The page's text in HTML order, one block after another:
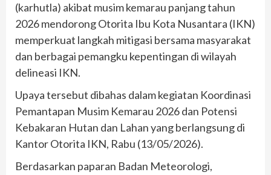
(karhutla) akibat musim kemarau panjang tahun
2026 mendorong Otorita Ibu Kota Nusantara (IKN)
memperkuat langkah mitigasi bersama masyarakat
dan berbagai pemangku kepentingan di wilayah
delineasi IKN.
Upaya tersebut dibahas dalam kegiatan Koordinasi
Pemantapan Musim Kemarau 2026 dan Potensi
Kebakaran Hutan dan Lahan yang berlangsung di
Kantor Otorita IKN, Rabu (13/05/2026).
Berdasarkan paparan Badan Meteorologi,